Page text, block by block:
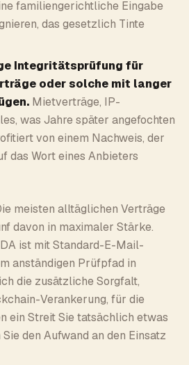
familiengerichtliche Eingabe
das gesetzlich Tinte
Integritätsprüfung für
oder solche mit langer
Mietverträge, IP-
was Jahre später angefochten
von einem Nachweis, der
das Wort eines Anbieters
meisten alltäglichen Verträge
davon in maximaler Stärke.
ist mit Standard-E-Mail-
anständigen Prüfpfad in
die zusätzliche Sorgfalt,
Verankerung, für die
ein Streit Sie tatsächlich etwas
den Aufwand an den Einsatz